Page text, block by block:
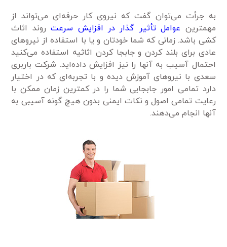
به جرأت می‌توان گفت که نیروی کار حرفه‌ای می‌تواند از
مهمترین عوامل تأثیر گذار در افزایش سرعتروند اثاث
کشی باشد. زمانی‌ که شما خودتان و یا با استفاده از نیروهای
عادی برای بلند کردن و جابجا کردن اثاثیه استفاده می‌کنید
احتمال آسیب به آنها را نیز افزایش داده‌اید. شرکت باربری
سعدی با نیروهای آموزش دیده و با تجربه‌ای که در اختیار
دارد تمامی امور جابجایی شما را در کمترین زمان ممکن با
رعایت تمامی اصول و نکات ایمنی بدون هیچ گونه آسیبی به
آنها انجام می‌دهند.